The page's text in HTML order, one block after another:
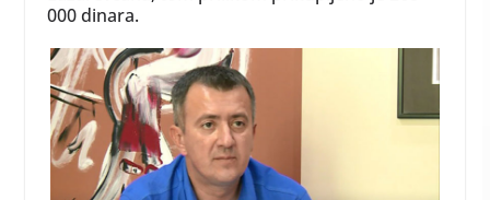
000 dinara.